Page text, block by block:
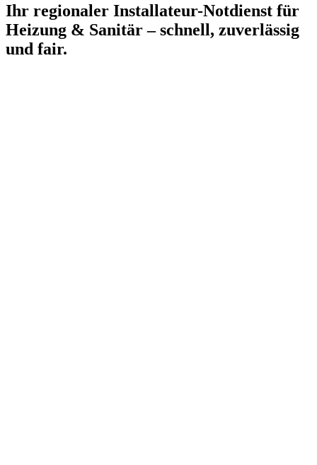
Ihr regionaler Installateur-Notdienst für
Heizung & Sanitär – schnell, zuverlässig
und fair.